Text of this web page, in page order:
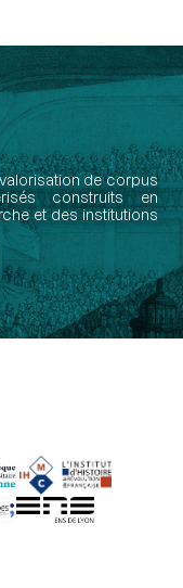
de corpus
construits en
et des institutions